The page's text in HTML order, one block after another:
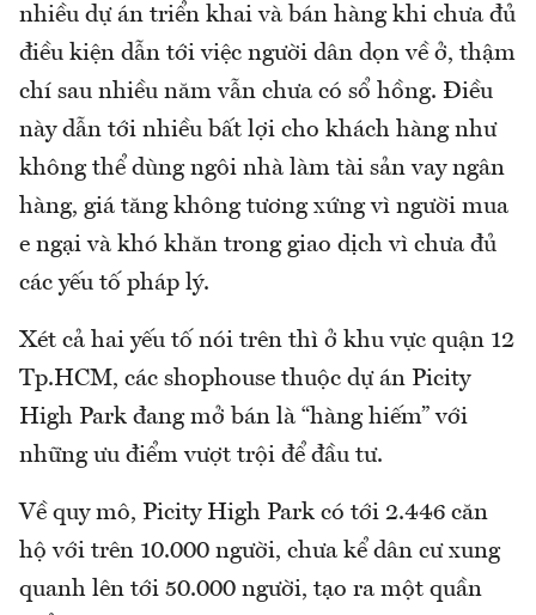
nhiều dự án triển khai và bán hàng khi chưa đủ
điều kiện dẫn tới việc người dân dọn về ở, thậm
chí sau nhiều năm vẫn chưa có sổ hồng. Điều
này dẫn tới nhiều bất lợi cho khách hàng như
không thể dùng ngôi nhà làm tài sản vay ngân
hàng, giá tăng không tương xứng vì người mua
e ngại và khó khăn trong giao dịch vì chưa đủ
các yếu tố pháp lý.
Xét cả hai yếu tố nói trên thì ở khu vực quận 12
Tp.HCM, các shophouse thuộc dự án Picity
High Park đang mở bán là “hàng hiếm” với
những ưu điểm vượt trội để đầu tư.
Về quy mô, Picity High Park có tới 2.446 căn
hộ với trên 10.000 người, chưa kể dân cư xung
quanh lên tới 50.000 người, tạo ra một quần